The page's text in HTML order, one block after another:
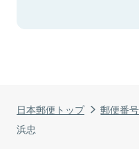
日本郵便トップ 郵便番
浜忠